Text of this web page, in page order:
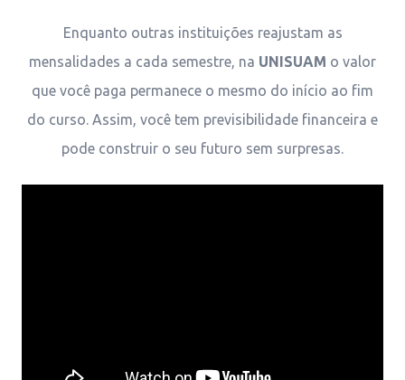
Enquanto outras instituições reajustam as
mensalidades a cada semestre, na UNISUAM o valor
que você paga permanece o mesmo do início ao fim
do curso. Assim, você tem previsibilidade financeira e
pode construir o seu futuro sem surpresas.